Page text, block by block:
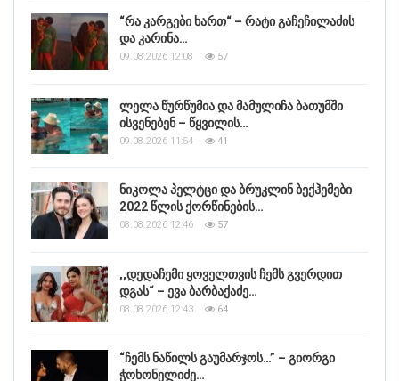
“რა კარგები ხართ“ – რატი გაჩეჩილაძის
და კარინა…
09.08.2026 12:08 57
ლელა წურწუმია და მამულიჩა ბათუმში
ისვენებენ – წყვილის…
09.08.2026 11:54 41
ნიკოლა პელტცი და ბრუკლინ ბექჰემები
2022 წლის ქორწინების…
08.08.2026 12:46 57
,,დედაჩემი ყოველთვის ჩემს გვერდით
დგას“ – ევა ბარბაქაძე…
08.08.2026 12:43 64
“ჩემს ნაწილს გაუმარჯოს…” – გიორგი
ჭოხონელიძე…